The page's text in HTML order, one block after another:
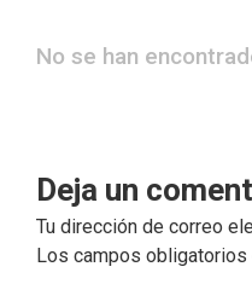
No se han
Deja un
Tu dirección de correo
Los campos